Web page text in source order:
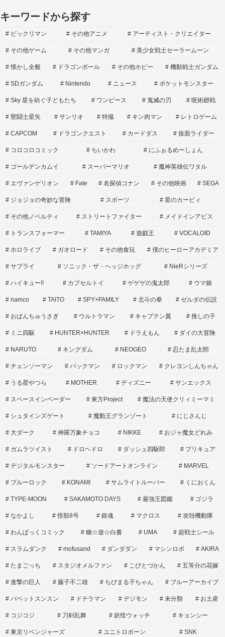
キーワードから探す
ビックリマン その他アニメ アーティスト・クリエイター
その他ゲーム その他マンガ 美少女戦士セーラームーン
懐かし全般 ドラゴンボール その他ホビー 機動戦士ガンダム
SDガンダム Nintendo ニュース ポケットモンスター
Sky 星を紡ぐ子どもたち ワンピース 鬼滅の刃 呪術廻戦
聖闘士星矢 サンリオ 特撮 キン肉マン レトロゲーム
CAPCOM ドラゴンクエスト カードダス 仮面ライダー
コロコロコミック ちいかわ にふぉるめーしょん
ゴールデンカムイ スーパーマリオ 魔神英雄伝ワタル
エヴァンゲリオン Fate 名探偵コナン その他映画 SEGA
ジョジョの奇妙な冒険 スポーツ 星のカービィ
その他ノベルティ ストリートファイター メイドインアビス
トランスフォーマー TAMIYA 遊戯王 VOCALOID
ホロライブ ガオロード その他食玩 僕のヒーローアカデミア
サプライ ソニック・ザ・ヘッジホッグ NieRシリーズ
ハイキュー!! カプセルトイ ゲゲゲの鬼太郎 ウマ娘
namco TAITO SPY×FAMILY 北斗の拳 ゼルダの伝説
おぱんちゅうさぎ ウルトラマン キャプテン翼 推しの子
ミニ四駆 HUNTER×HUNTER ドラえもん ダイの大冒険
NARUTO キングダム NEOGEO 忍たま乱太郎
チェンソーマン パックマン ロックマン クレヨンしんちゃん
うる星やつら MOTHER ディズニー サンエックス
スペースインベーダー 東方Project 魔法の天使クリィミーマミ
シュタインズゲート 魔動王グランゾート にじさんじ
大ダーク 神羅万象チョコ NIKKE おジャ魔女どれみ
ガムラツイスト ドロヘドロ ダッシュ四駆郎 プリキュア
デジタルモンスター ソードアートオンライン MARVEL
ブルーロック KONAMI サムライトルーパー くにおくん
TYPE-MOON SAKAMOTO DAYS 最強王図鑑 ゴジラ
なかよし 怪獣8号 銀魂 マクロス 攻殻機動隊
わんぱっくコミック 幽☆遊☆白書 UMA 超戦士シール
スラムダンク mofusand ダンダダン マシンロボ AKIRA
たまごっち スタジオメルファン こびとづかん 五等分の花嫁
進撃の巨人 藤子不二雄 ちびまる子ちゃん ブルーアーカイブ
パペットスンスン ドテラマン デジモン 未分類 お土産
コジコジ 刀剣乱舞 妖怪ウォッチ キョンシー
東京リベンジャーズ ユニトロボーン SNK